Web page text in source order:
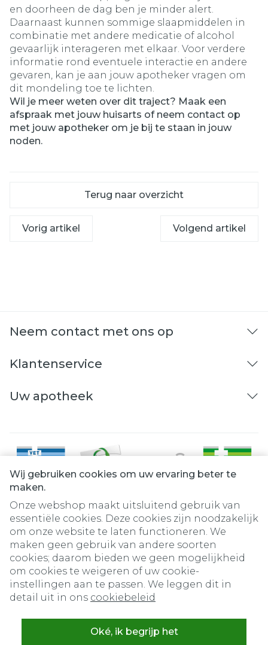
Wij gebruiken cookies om uw ervaring beter te
maken.
Onze webshop maakt uitsluitend gebruik van
essentiële cookies. Deze cookies zijn noodzakelijk
om onze website te laten functioneren. We
maken geen gebruik van andere soorten
cookies; daarom bieden we geen mogelijkheid
om cookies te weigeren of uw cookie-
instellingen aan te passen. We leggen dit in
detail uit in ons cookiebeleid
Oké, ik begrijp het
en doorheen de dag ben je minder alert.
Daarnaast kunnen sommige slaapmiddelen in
combinatie met andere medicatie of alcohol
gevaarlijk interageren met elkaar. Voor verdere
informatie rond eventuele interactie en andere
gevaren, kan je aan jouw apotheker vragen om
dit mondeling toe te lichten.
Wil je meer weten over dit traject? Maak een
afspraak met jouw huisarts of neem contact op
met jouw apotheker om je bij te staan in jouw
noden.
Terug naar overzicht
Vorig artikel Volgend artikel
Neem contact met ons op
Klantenservice
Uw apotheek
Juridische links